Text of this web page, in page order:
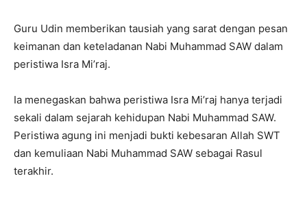
Guru Udin memberikan tausiah yang sarat dengan pesan
keimanan dan keteladanan Nabi Muhammad SAW dalam
peristiwa Isra Mi’raj.
Ia menegaskan bahwa peristiwa Isra Mi’raj hanya terjadi
sekali dalam sejarah kehidupan Nabi Muhammad SAW.
Peristiwa agung ini menjadi bukti kebesaran Allah SWT
dan kemuliaan Nabi Muhammad SAW sebagai Rasul
terakhir.